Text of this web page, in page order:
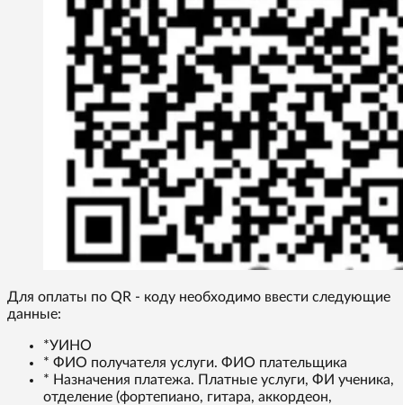
Для оплаты по QR - коду необходимо ввести следующие
данные:
*УИНО
* ФИО получателя услуги. ФИО плательщика
* Назначения платежа. Платные услуги, ФИ ученика,
отделение (фортепиано, гитара, аккордеон,